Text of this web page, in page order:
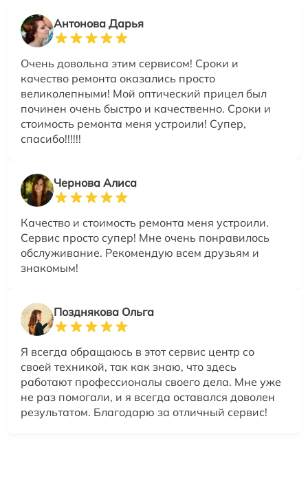
Антонова Дарья
Очень довольна этим сервисом! Сроки и
качество ремонта оказались просто
великолепными! Мой оптический прицел был
починен очень быстро и качественно. Сроки и
стоимость ремонта меня устроили! Супер,
спасибо!!!!!!
Чернова Алиса
Качество и стоимость ремонта меня устроили.
Сервис просто супер! Мне очень понравилось
обслуживание. Рекомендую всем друзьям и
знакомым!
Позднякова Ольга
Я всегда обращаюсь в этот сервис центр со
своей техникой, так как знаю, что здесь
работают профессионалы своего дела. Мне уже
не раз помогали, и я всегда оставался доволен
результатом. Благодарю за отличный сервис!